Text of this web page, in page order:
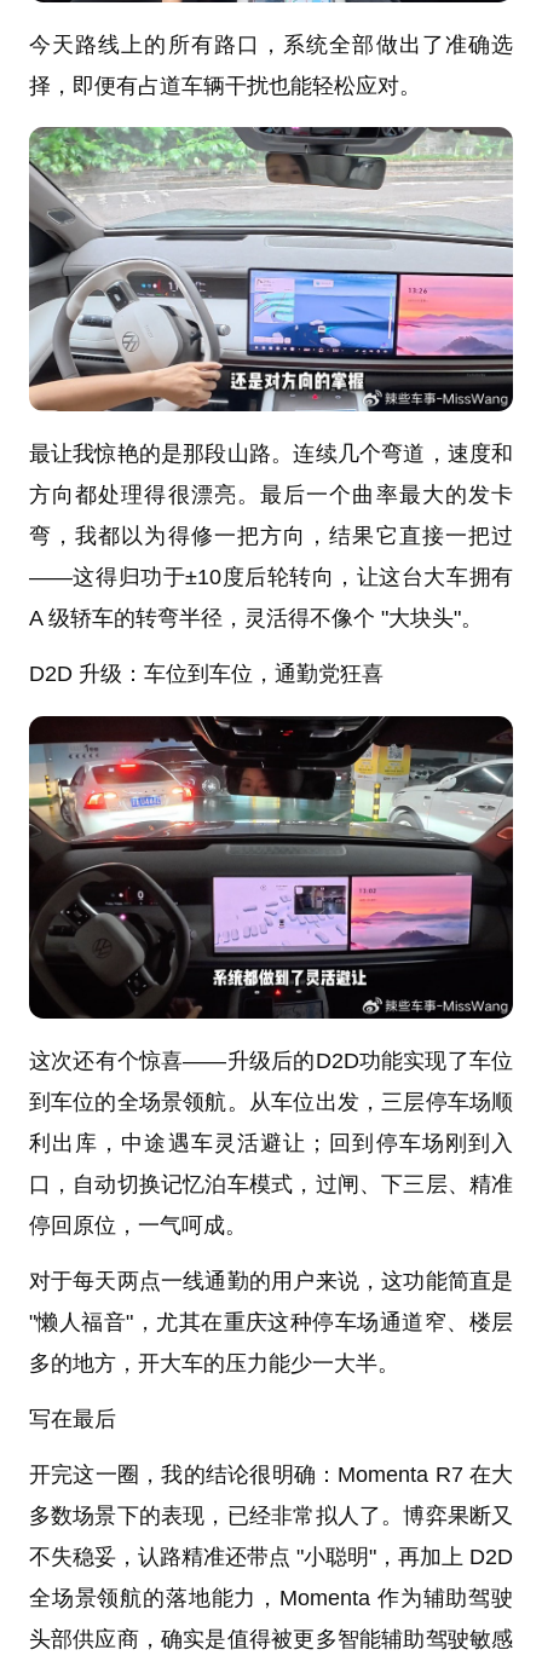
今天路线上的所有路口，系统全部做出了准确选
择，即便有占道车辆干扰也能轻松应对。
最让我惊艳的是那段山路。连续几个弯道，速度和
方向都处理得很漂亮。最后一个曲率最大的发卡
弯，我都以为得修一把方向，结果它直接一把过
——这得归功于±10度后轮转向，让这台大车拥有
A 级轿车的转弯半径，灵活得不像个 "大块头"。
D2D 升级：车位到车位，通勤党狂喜
这次还有个惊喜——升级后的D2D功能实现了车位
到车位的全场景领航。从车位出发，三层停车场顺
利出库，中途遇车灵活避让；回到停车场刚到入
口，自动切换记忆泊车模式，过闸、下三层、精准
停回原位，一气呵成。
对于每天两点一线通勤的用户来说，这功能简直是
"懒人福音"，尤其在重庆这种停车场通道窄、楼层
多的地方，开大车的压力能少一大半。
写在最后
开完这一圈，我的结论很明确：Momenta R7 在大
多数场景下的表现，已经非常拟人了。博弈果断又
不失稳妥，认路精准还带点 "小聪明"，再加上 D2D
全场景领航的落地能力，Momenta 作为辅助驾驶
头部供应商，确实是值得被更多智能辅助驾驶敏感